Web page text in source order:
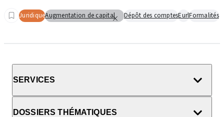
JuridiqueAugmentation de capital Dépôt des comptesEurlFormalités
SERVICES
DOSSIERS THÉMATIQUES